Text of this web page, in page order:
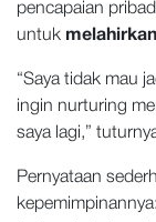
pencapaian
untuk
“Saya tidak mau
ingin nurturing
saya lagi,”
Pernyataan